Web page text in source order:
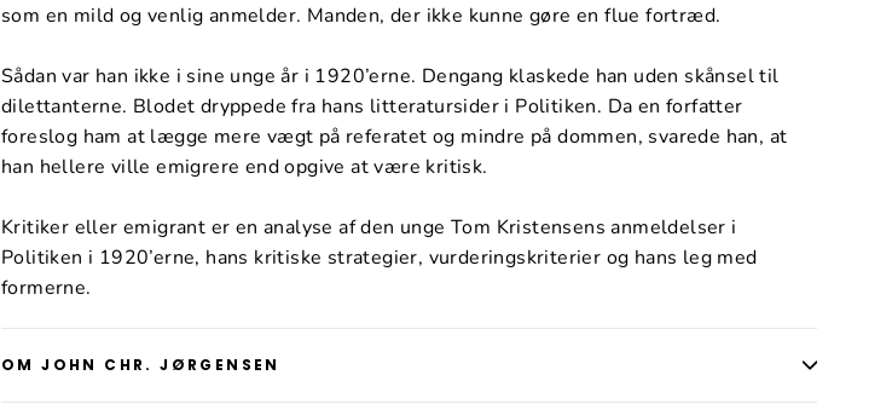
som en mild og venlig anmelder. Manden, der ikke kunne gøre en flue fortræd.
Sådan var han ikke i sine unge år i 1920’erne. Dengang klaskede han uden skånsel til
dilettanterne. Blodet dryppede fra hans litteratursider i Politiken. Da en forfatter
foreslog ham at lægge mere vægt på referatet og mindre på dommen, svarede han, at
han hellere ville emigrere end opgive at være kritisk.
Kritiker eller emigrant er en analyse af den unge Tom Kristensens anmeldelser i
Politiken i 1920’erne, hans kritiske strategier, vurderingskriterier og hans leg med
formerne.
OM JOHN CHR. JØRGENSEN